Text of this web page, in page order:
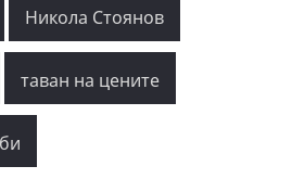
Никола Стоянов
таван на цените